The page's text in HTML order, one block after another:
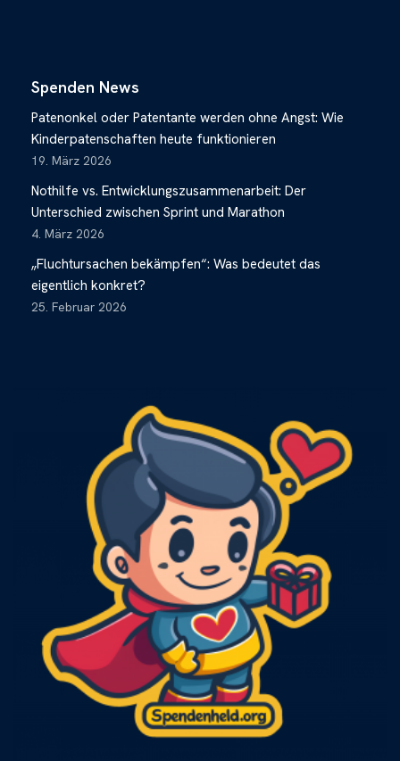
Spenden News
Patenonkel oder Patentante werden ohne Angst: Wie
Kinderpatenschaften heute funktionieren
19. März 2026
Nothilfe vs. Entwicklungszusammenarbeit: Der
Unterschied zwischen Sprint und Marathon
4. März 2026
„Fluchtursachen bekämpfen“: Was bedeutet das
eigentlich konkret?
25. Februar 2026